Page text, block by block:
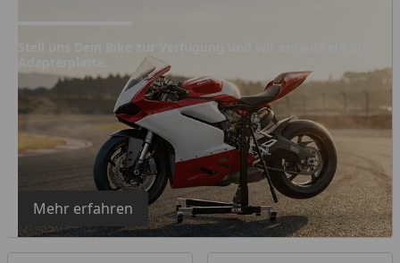
Mehr erfahren